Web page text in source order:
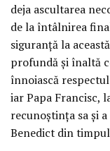
deja ascultarea
de la întâlnirea
siguranţă la
profundă şi înaltă
înnoiască
iar Papa Francisc,
recunoştinţa sa şi
Benedict din